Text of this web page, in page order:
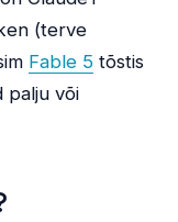
(terve
Fable 5 tõstis
palju või